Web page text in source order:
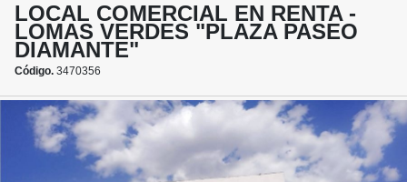
LOCAL COMERCIAL EN RENTA -
LOMAS VERDES "PLAZA PASEO
DIAMANTE"
Código. 3470356